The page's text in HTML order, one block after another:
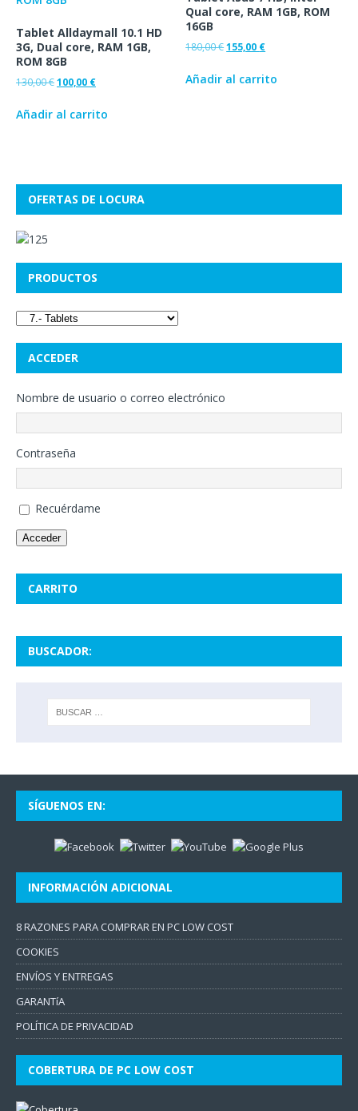
Tablet Alldaymall 10.1 HD
3G, Dual core, RAM 1GB,
ROM 8GB
130,00€100,00 €
Añadir al carrito
Qual core, RAM 1GB, ROM
16GB
180,00€155,00 €
Añadir al carrito
OFERTAS DE LOCURA
PRODUCTOS
ACCEDER
Nombre de usuario o correo electrónico
Contraseña
Recuérdame
Acceder
CARRITO
BUSCADOR:
SÍGUENOS EN:
INFORMACIÓN ADICIONAL
8 RAZONES PARA COMPRAR EN PC LOW COST
COOKIES
ENVÍOS Y ENTREGAS
GARANTíA
POLÍTICA DE PRIVACIDAD
COBERTURA DE PC LOW COST